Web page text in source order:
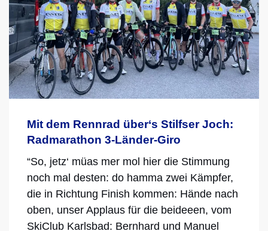
Mit dem Rennrad über‘s Stilfser Joch:
Radmarathon 3-Länder-Giro
“So, jetz‘ müas mer mol hier die Stimmung
noch mal desten: do hamma zwei Kämpfer,
die in Richtung Finish kommen: Hände nach
oben, unser Applaus für die beideeen, vom
SkiClub Karlsbad: Bernhard und Manuel